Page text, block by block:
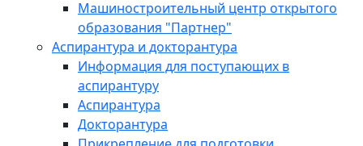
Машиностроительный центр открытого
образования "Партнер"
Аспирантура и докторантура
Информация для поступающих в
аспирантуру
Аспирантура
Докторантура